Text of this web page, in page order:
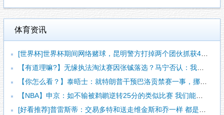
体育资讯
[世界杯]世界杯期间网络赌球，昆明警方打掉两个团伙抓获42人
【有道理嘛?】无缘执法淘汰赛因张铖落选？马宁否认：我特别清楚
【你怎么看？】泰晤士：就特朗普干预巴洛贡禁赛一事，挪威足协准
【NBA】申京：如不输被鹈鹕逆转25分的类似比赛 我们能拿下
[好看推荐]普雷斯蒂：交易多特和送走维金斯和乔一样 都是出于